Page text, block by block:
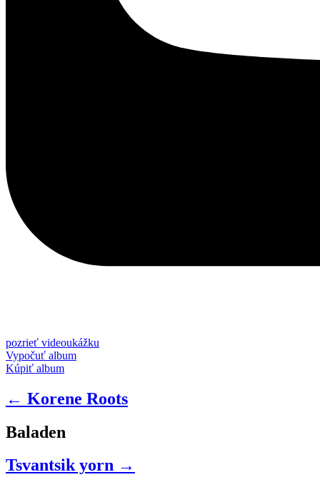
pozrieť videoukážku
Vypočuť album
Kúpiť album
← Korene Roots
Baladen
Tsvantsik yorn →